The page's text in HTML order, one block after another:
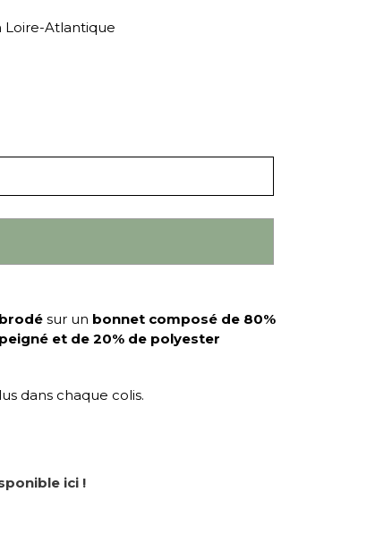
Loire-Atlantique
brodé sur un bonnet composé de 80%
et de 20% de polyester
dans chaque colis.
ici !